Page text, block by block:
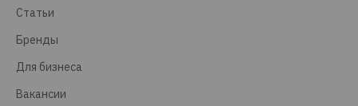
Статьи
Бренды
Для бизнеса
Вакансии